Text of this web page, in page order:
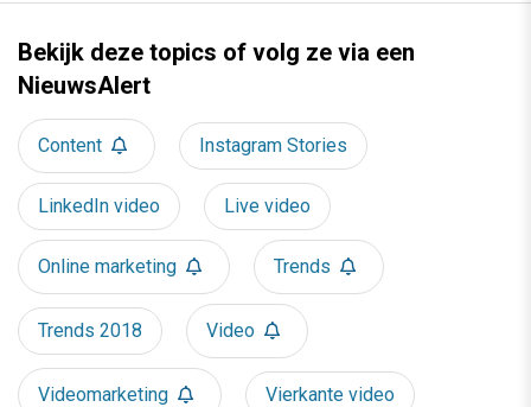
Bekijk deze topics of volg ze via een
NieuwsAlert
Content Instagram Stories
LinkedIn video Live video
Online marketing Trends
Trends 2018 Video
Videomarketing Vierkante video